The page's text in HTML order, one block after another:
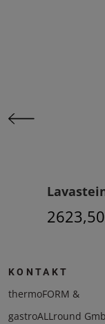
KONTAKT
thermoFORM &
gastroALLround